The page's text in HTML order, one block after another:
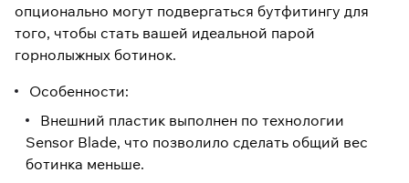
опционально могут подвергаться бутфитингу для
того, чтобы стать вашей идеальной парой
горнолыжных ботинок.
Особенности:
Внешний пластик выполнен по технологии
Sensor Blade, что позволило сделать общий вес
ботинка меньше.